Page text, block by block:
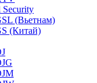
Security
(Вьетнам)
(Китай)